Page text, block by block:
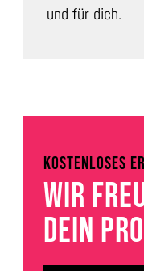
und für dich.
KOSTENLOSES
WIR
DEIN